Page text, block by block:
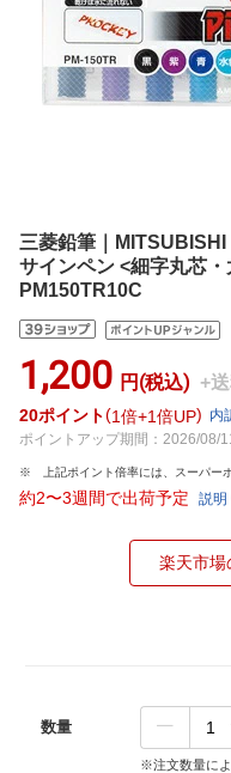
三菱鉛筆｜
サインペン <細字丸芯
PM150TR10C
1,200 円(税込) +
20ポイント 1倍 1倍UP
内
ポイントアップ期間：2026/08/
上記ポイント倍率には、スーパー
約2〜3週間で出荷予定 説明
楽天市場
数量
※注文数量によ